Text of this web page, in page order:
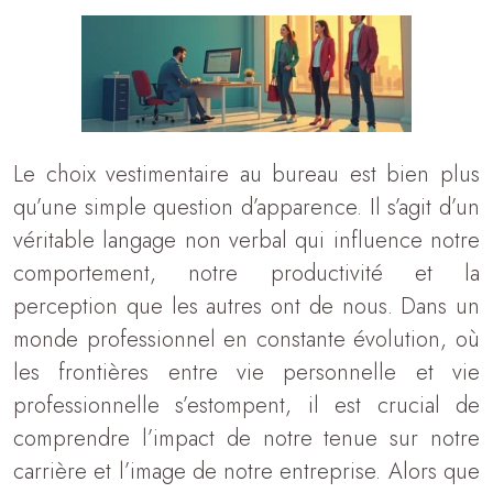
Le choix vestimentaire au bureau est bien plus
qu’une simple question d’apparence. Il s’agit d’un
véritable langage non verbal qui influence notre
comportement, notre productivité et la
perception que les autres ont de nous. Dans un
monde professionnel en constante évolution, où
les frontières entre vie personnelle et vie
professionnelle s’estompent, il est crucial de
comprendre l’impact de notre tenue sur notre
carrière et l’image de notre entreprise. Alors que